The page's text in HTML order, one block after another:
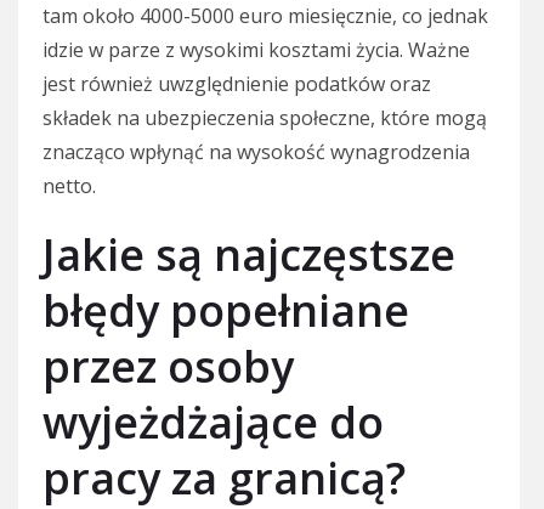
tam około 4000-5000 euro miesięcznie, co jednak
idzie w parze z wysokimi kosztami życia. Ważne
jest również uwzględnienie podatków oraz
składek na ubezpieczenia społeczne, które mogą
znacząco wpłynąć na wysokość wynagrodzenia
netto.
Jakie są najczęstsze
błędy popełniane
przez osoby
wyjeżdżające do
pracy za granicą?